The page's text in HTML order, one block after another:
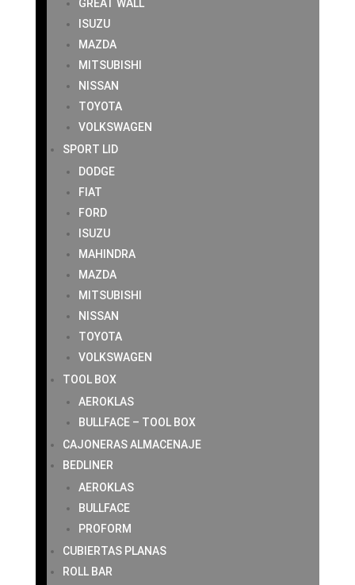
GREAT WALL
ISUZU
MAZDA
MITSUBISHI
NISSAN
TOYOTA
VOLKSWAGEN
SPORT LID
DODGE
FIAT
FORD
ISUZU
MAHINDRA
MAZDA
MITSUBISHI
NISSAN
TOYOTA
VOLKSWAGEN
TOOL BOX
AEROKLAS
BULLFACE – TOOL BOX
CAJONERAS ALMACENAJE
BEDLINER
AEROKLAS
BULLFACE
PROFORM
CUBIERTAS PLANAS
ROLL BAR